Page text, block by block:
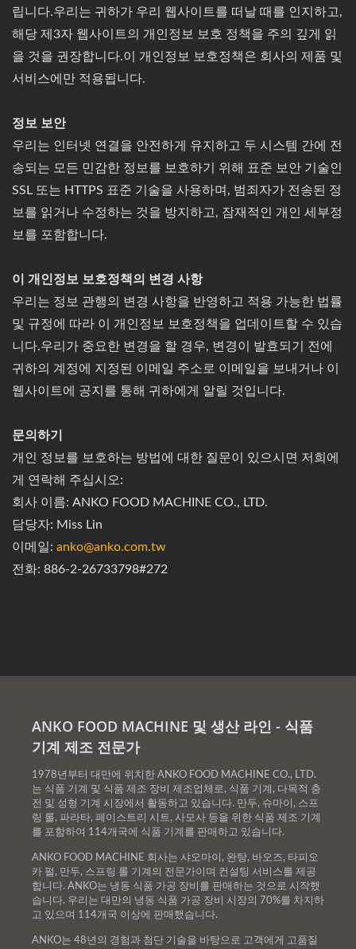
립니다.우리는 귀하가 우리 웹사이트를 떠날 때를 인지하고,
해당 제3자 웹사이트의 개인정보 보호 정책을 주의 깊게 읽
을 것을 권장합니다.이 개인정보 보호정책은 회사의 제품 및
서비스에만 적용됩니다.
정보 보안
우리는 인터넷 연결을 안전하게 유지하고 두 시스템 간에 전
송되는 모든 민감한 정보를 보호하기 위해 표준 보안 기술인
SSL 또는 HTTPS 표준 기술을 사용하며, 범죄자가 전송된 정
보를 읽거나 수정하는 것을 방지하고, 잠재적인 개인 세부정
보를 포함합니다.
이 개인정보 보호정책의 변경 사항
우리는 정보 관행의 변경 사항을 반영하고 적용 가능한 법률
및 규정에 따라 이 개인정보 보호정책을 업데이트할 수 있습
니다.우리가 중요한 변경을 할 경우, 변경이 발효되기 전에
귀하의 계정에 지정된 이메일 주소로 이메일을 보내거나 이
웹사이트에 공지를 통해 귀하에게 알릴 것입니다.
문의하기
개인 정보를 보호하는 방법에 대한 질문이 있으시면 저희에
게 연락해 주십시오:
회사 이름: ANKO FOOD MACHINE CO., LTD.
담당자: Miss Lin
이메일: anko@anko.com.tw
전화: 886-2-26733798#272
ANKO FOOD MACHINE 및 생산 라인 - 식품
기계 제조 전문가
1978년부터 대만에 위치한 ANKO FOOD MACHINE CO., LTD.
는 식품 기계 및 식품 제조 장비 제조업체로, 식품 기계, 다목적 충
전 및 성형 기계 시장에서 활동하고 있습니다. 만두, 슈마이, 스프
링 롤, 파라타, 페이스트리 시트, 사모사 등을 위한 식품 제조 기계
를 포함하여 114개국에 식품 기계를 판매하고 있습니다.
ANKO FOOD MACHINE 회사는 샤오마이, 완탕, 바오즈, 타피오
카 펄, 만두, 스프링 롤 기계의 전문가이며 컨설팅 서비스를 제공
합니다. ANKO는 냉동 식품 가공 장비를 판매하는 것으로 시작했
습니다. 우리는 대만의 냉동 식품 가공 장비 시장의 70%를 차지하
고 있으며 114개국 이상에 판매했습니다.
ANKO는 48년의 경험과 첨단 기술을 바탕으로 고객에게 고품질